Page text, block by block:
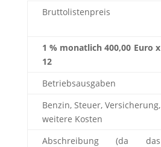
Bruttolistenpreis
1 % monatlich 400,00 Euro x
12
Betriebsausgaben
Benzin, Steuer, Versicherung,
weitere Kosten
Abschreibung (da das